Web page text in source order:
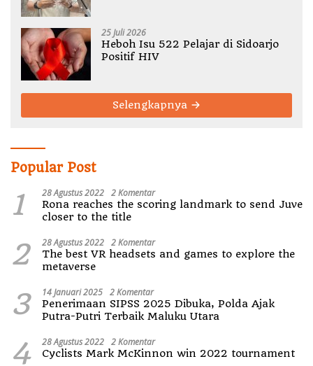
25 Juli 2026
Heboh Isu 522 Pelajar di Sidoarjo
Positif HIV
Selengkapnya
Popular Post
1 28 Agustus 2022 2 Komentar
Rona reaches the scoring landmark to send Juve
closer to the title
2 28 Agustus 2022 2 Komentar
The best VR headsets and games to explore the
metaverse
3 14 Januari 2025 2 Komentar
Penerimaan SIPSS 2025 Dibuka, Polda Ajak
Putra-Putri Terbaik Maluku Utara
4 28 Agustus 2022 2 Komentar
Cyclists Mark McKinnon win 2022 tournament